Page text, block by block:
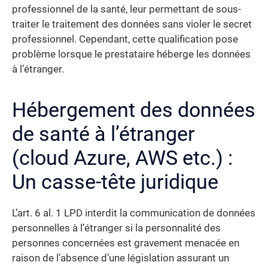
professionnel de la santé, leur permettant de sous-
traiter le traitement des données sans violer le secret
professionnel. Cependant, cette qualification pose
problème lorsque le prestataire héberge les données
à l’étranger.
Hébergement des données
de santé à l’étranger
(cloud Azure, AWS etc.) :
Un casse-tête juridique
L’art. 6 al. 1 LPD interdit la communication de données
personnelles à l’étranger si la personnalité des
personnes concernées est gravement menacée en
raison de l’absence d’une législation assurant un